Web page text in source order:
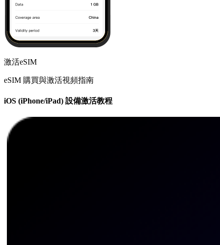
激活eSIM
eSIM 購買與激活視頻指南
iOS (iPhone/iPad) 設備激活教程